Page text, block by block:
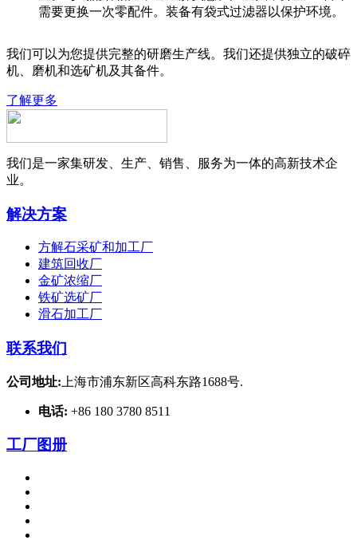
需要更换一次零配件。装备有袋式过滤器以保护环境。
我们可以为您提供完整的研磨生产线。我们还提供独立的破碎
机、磨机和选矿机及其备件。
了解更多
我们是一家集研发、生产、销售、服务为一体的高新技术企
业。
解决方案
方解石采矿和加工厂
建筑回收厂
金矿浓缩厂
铁矿选矿厂
滑石加工厂
联系我们
公司地址: 上海市浦东新区高科东路1688号.
电话: +86 180 3780 8511
工厂图册